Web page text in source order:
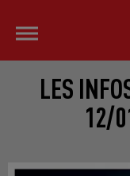
LES
12/